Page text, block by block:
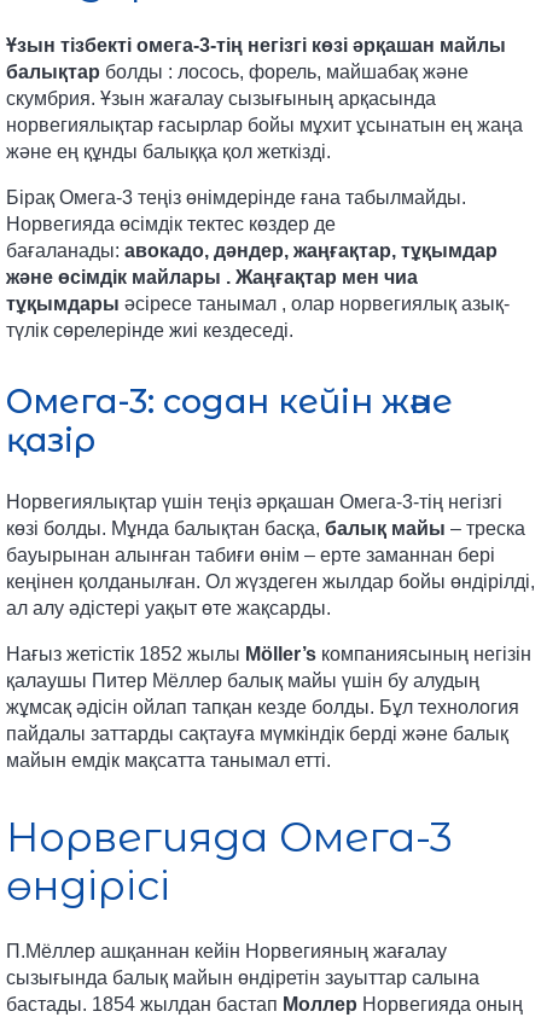
Ұзын тізбекті омега-3-тің негізгі көзі әрқашан майлы
балықтар болды : лосось, форель, майшабақ және
скумбрия. Ұзын жағалау сызығының арқасында
норвегиялықтар ғасырлар бойы мұхит ұсынатын ең жаңа
және ең құнды балыққа қол жеткізді.
Бірақ Омега-3 теңіз өнімдерінде ғана табылмайды.
Норвегияда өсімдік тектес көздер де
бағаланады: авокадо, дәндер, жаңғақтар, тұқымдар
және өсімдік майлары . Жаңғақтар мен чиа
тұқымдары әсіресе танымал , олар норвегиялық азық-
түлік сөрелерінде жиі кездеседі.
Омега-3: содан кейін және
қазір
Норвегиялықтар үшін теңіз әрқашан Омега-3-тің негізгі
көзі болды. Мұнда балықтан басқа, балық майы – треска
бауырынан алынған табиғи өнім – ерте заманнан бері
кеңінен қолданылған. Ол жүздеген жылдар бойы өндірілді,
ал алу әдістері уақыт өте жақсарды.
Нағыз жетістік 1852 жылы Möller’s компаниясының негізін
қалаушы Питер Мёллер балық майы үшін бу алудың
жұмсақ әдісін ойлап тапқан кезде болды. Бұл технология
пайдалы заттарды сақтауға мүмкіндік берді және балық
майын емдік мақсатта танымал етті.
Норвегияда Омега-3
өндірісі
П.Мёллер ашқаннан кейін Норвегияның жағалау
сызығында балық майын өндіретін зауыттар салына
бастады. 1854 жылдан бастап Моллер Норвегияда оның